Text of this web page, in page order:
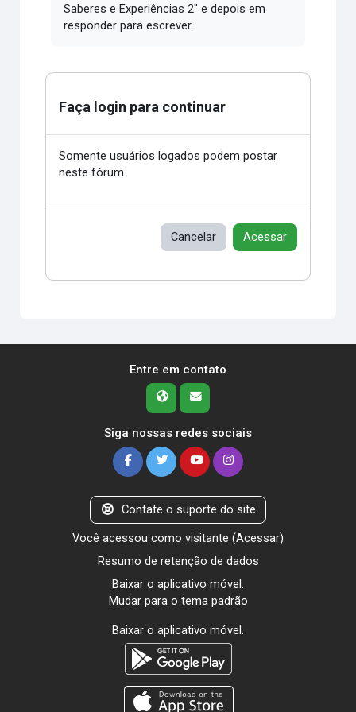
Saberes e Experiências 2" e depois em
responder para escrever.
Faça login para continuar
Somente usuários logados podem postar
neste fórum.
Cancelar Acessar
Entre em contato
Siga nossas redes sociais
Contate o suporte do site
Você acessou como visitante (Acessar)
Resumo de retenção de dados
Baixar o aplicativo móvel.
Mudar para o tema padrão
Baixar o aplicativo móvel.